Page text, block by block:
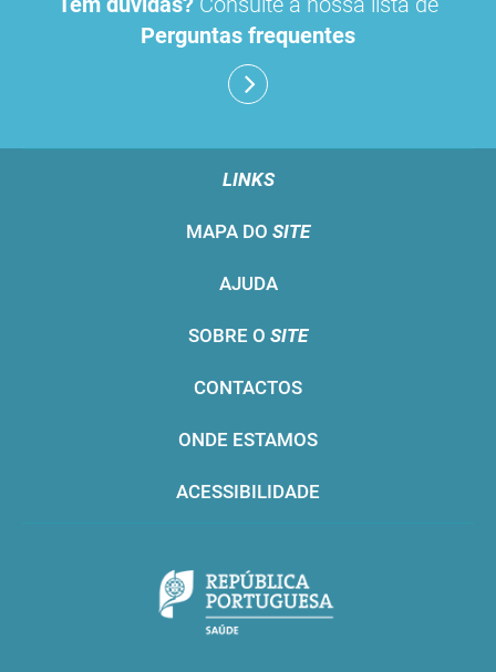
Perguntas frequentes
LINKS
MAPA DO SITE
AJUDA
SOBRE O SITE
CONTACTOS
ONDE ESTAMOS
ACESSIBILIDADE